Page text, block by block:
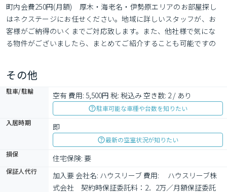
町内会費250円(月額)　厚木・海老名・伊勢原エリアのお部屋探し
はネクステージにお任せください。地域に詳しいスタッフが、お
客様がご納得のいくまでご対応致します。また、他社様で気にな
る物件がございましたら、まとめてご紹介することも可能ですの
その他
駐車/駐輪 空有 費用: 5,500円 税: 税込み 空き数: 2 / あり
駐車可能な車種や台数を知りたい
入居時期
即
最新の空室状況が知りたい
損保
住宅保険: 要
保証人代行
加入要 会社名: ハウスリーブ 費用: 　ハウスリーブ株
式会社　契約時保証委託料：2．2万／月額保証委託